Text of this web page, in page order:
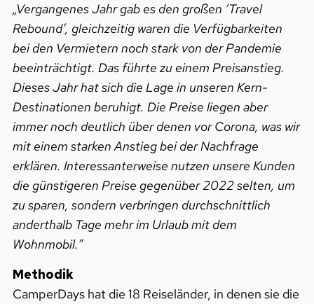
„Vergangenes Jahr gab es den großen ‘Travel
Rebound’, gleichzeitig waren die Verfügbarkeiten
bei den Vermietern noch stark von der Pandemie
beeinträchtigt. Das führte zu einem Preisanstieg.
Dieses Jahr hat sich die Lage in unseren Kern-
Destinationen beruhigt. Die Preise liegen aber
immer noch deutlich über denen vor Corona, was wir
mit einem starken Anstieg bei der Nachfrage
erklären. Interessanterweise nutzen unsere Kunden
die günstigeren Preise gegenüber 2022 selten, um
zu sparen, sondern verbringen durchschnittlich
anderthalb Tage mehr im Urlaub mit dem
Wohnmobil.”
Methodik
CamperDays hat die 18 Reiseländer, in denen sie die